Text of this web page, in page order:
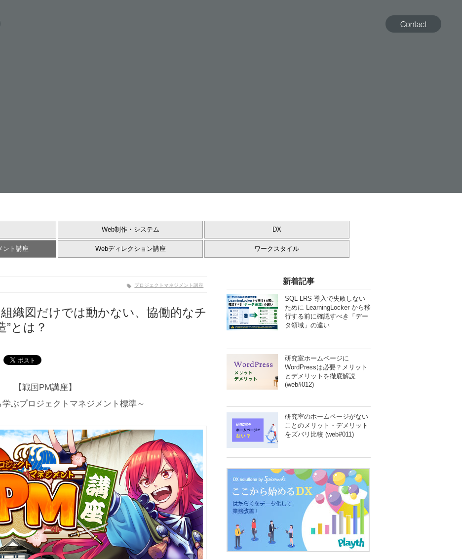
Contact
Web制作・システム DX
ント講座 Webディレクション講座 ワークスタイル
プロジェクトマネジメント講座
織図だけでは動かない、協働的なチ
”とは？
【戦国PM講座】
学ぶプロジェクトマネジメント標準～
新着記事
SQL LRS 導入で失敗しない
ために LearningLocker から移
行する前に確認すべき「デー
タ領域」の違い
研究室ホームページに
WordPressは必要？メリット
とデメリットを徹底解説
(web#012)
研究室のホームページがない
ことのメリット・デメリット
をズバリ比較 (web#011)